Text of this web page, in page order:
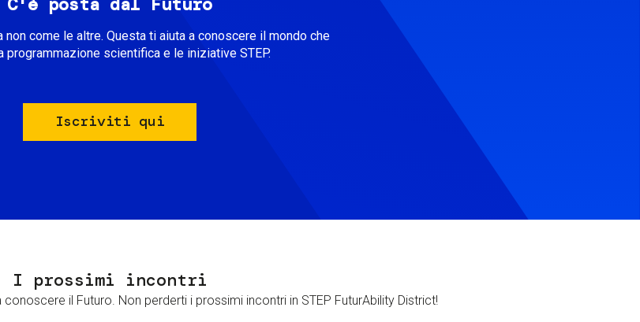
non come le altre. Questa ti aiuta a conoscere il mondo che
programmazione scientifica e le iniziative STEP.
Iscriviti qui
I prossimi incontri
il Futuro. Non perderti i prossimi incontri in STEP FuturAbility District!